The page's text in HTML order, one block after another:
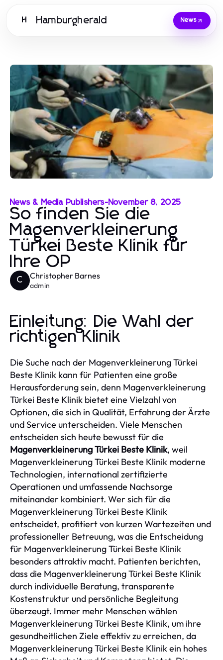
H Hamburgherald News
News & Media Publishers-November 8, 2025
So finden Sie die
Magenverkleinerung
Türkei Beste Klinik für
Ihre OP
C Christopher Barnes
admin
Einleitung: Die Wahl der
richtigen Klinik
Die Suche nach der Magenverkleinerung Türkei
Beste Klinik kann für Patienten eine große
Herausforderung sein, denn Magenverkleinerung
Türkei Beste Klinik bietet eine Vielzahl von
Optionen, die sich in Qualität, Erfahrung der Ärzte
und Service unterscheiden. Viele Menschen
entscheiden sich heute bewusst für die
Magenverkleinerung Türkei Beste Klinik, weil
Magenverkleinerung Türkei Beste Klinik moderne
Technologien, international zertifizierte
Operationen und umfassende Nachsorge
miteinander kombiniert. Wer sich für die
Magenverkleinerung Türkei Beste Klinik
entscheidet, profitiert von kurzen Wartezeiten und
professioneller Betreuung, was die Entscheidung
für Magenverkleinerung Türkei Beste Klinik
besonders attraktiv macht. Patienten berichten,
dass die Magenverkleinerung Türkei Beste Klinik
durch individuelle Beratung, transparente
Kostenstruktur und persönliche Begleitung
überzeugt. Immer mehr Menschen wählen
Magenverkleinerung Türkei Beste Klinik, um ihre
gesundheitlichen Ziele effektiv zu erreichen, da
Magenverkleinerung Türkei Beste Klinik ein hohes